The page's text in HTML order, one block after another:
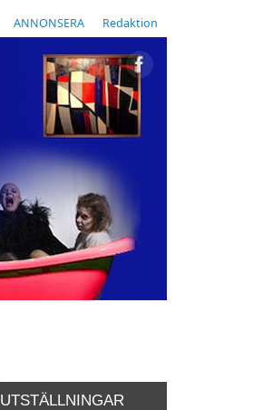
ANNONSERA Redaktion
UTSTÄLLNINGAR